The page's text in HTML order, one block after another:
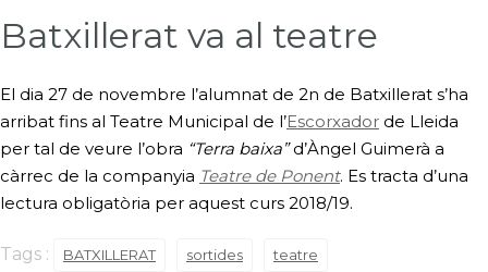
Batxillerat va al teatre
El dia 27 de novembre l’alumnat de 2n de Batxillerat s’ha
arribat fins al Teatre Municipal de l’Escorxador de Lleida
per tal de veure l’obra “Terra baixa”d’Àngel Guimerà a
càrrec de la companyia Teatre de Ponent. Es tracta d’una
lectura obligatòria per aquest curs 2018/19.
Tags : BATXILLERAT sortides teatre